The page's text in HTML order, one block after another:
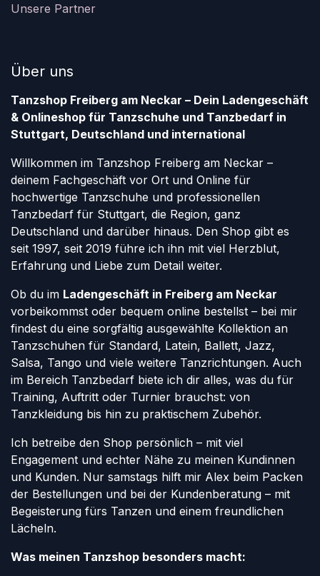
Unsere Partner
Über uns
Tanzshop Freiberg am Neckar – Dein Ladengeschäft
& Onlineshop für Tanzschuhe und Tanzbedarf in
Stuttgart, Deutschland und international
Willkommen im Tanzshop Freiberg am Neckar –
deinem Fachgeschäft vor Ort und Online für
hochwertige Tanzschuhe und professionellen
Tanzbedarf für Stuttgart, die Region, ganz
Deutschland und darüber hinaus. Den Shop gibt es
seit 1997, seit 2019 führe ich ihn mit viel Herzblut,
Erfahrung und Liebe zum Detail weiter.
Ob du im Ladengeschäft in Freiberg am Neckar
vorbeikommst oder bequem online bestellst – bei mir
findest du eine sorgfältig ausgewählte Kollektion an
Tanzschuhen für Standard, Latein, Ballett, Jazz,
Salsa, Tango und viele weitere Tanzrichtungen. Auch
im Bereich Tanzbedarf biete ich dir alles, was du für
Training, Auftritt oder Turnier brauchst: von
Tanzkleidung bis hin zu praktischem Zubehör.
Ich betreibe den Shop persönlich – mit viel
Engagement und echter Nähe zu meinen Kundinnen
und Kunden. Nur samstags hilft mir Alex beim Packen
der Bestellungen und bei der Kundenberatung – mit
Begeisterung fürs Tanzen und einem freundlichen
Lächeln.
Was meinen Tanzshop besonders macht: